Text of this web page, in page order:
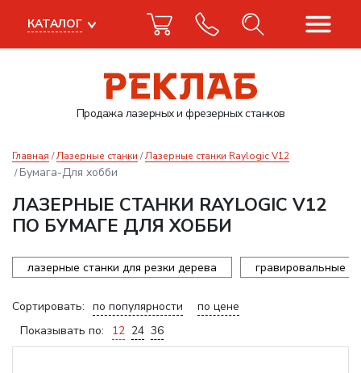
Продажа лазерныхи фрезерных станков
КАТАЛОГ
Главная Лазерные станки Лазерные станки Raylogic V12
Бумага-Для хобби
ЛАЗЕРНЫЕ СТАНКИ RAYLOGIC V12
ПО БУМАГЕ ДЛЯ ХОББИ
лазерные станки для резки дерева гравировальные
Сортировать: по популярности
по цене
Показывать по:
12 24 36